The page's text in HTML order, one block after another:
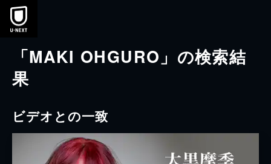
本文へスキップ
「MAKI OHGURO」の検索結
果
ビデオとの一致